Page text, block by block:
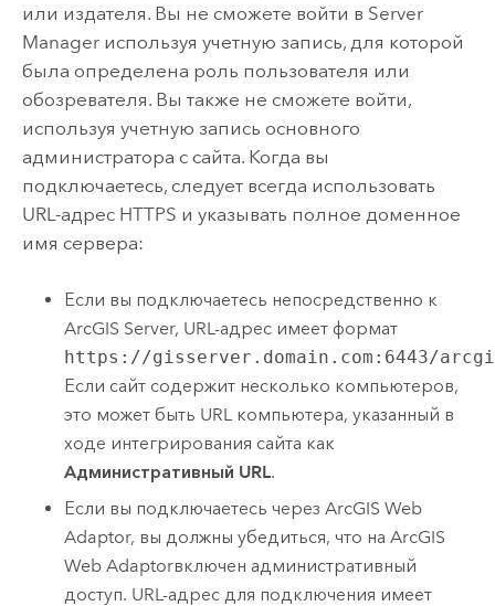
или издателя. Вы не сможете войти в Server
Managerиспользуя учетную запись, для которой
была определена роль пользователя или
обозревателя. Вы также не сможете войти,
используя учетную запись основного
администратора с сайта. Когда вы
подключаетесь, следует всегда использовать
URL-адрес HTTPS и указывать полное доменное
имя сервера:
Если вы подключаетесь непосредственно к
ArcGIS Server, URL-адрес имеет формат
https://gisserver.domain.com:6443/
Если сайт содержит несколько компьютеров,
это может быть URL компьютера, указанный в
ходе интегрирования сайта как
Административный URL.
Если вы подключаетесь черезArcGIS Web
Adaptor, вы должны убедиться, что наArcGIS
Web Adaptorвключен административный
доступ. URL-адрес для подключения имеет